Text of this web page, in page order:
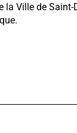
la Ville de Saint-